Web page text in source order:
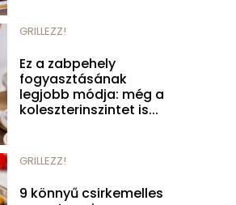
GRILLEZZ!
Ez a zabpehely
fogyasztásának
legjobb módja: még a
koleszterinszintet is...
GRILLEZZ!
9 könnyű csirkemelles